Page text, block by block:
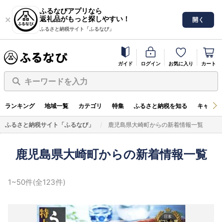
ふるなびアプリなら
返礼品がもっと探しやすい！
ふるさと納税サイト「ふるなび」
開く
ガイド ログイン お気に入り カート
キーワードを入力
ランキング 地域一覧 カテゴリ 特集 ふるさと納税を知る キャン
ふるさと納税サイト「ふるなび」 鹿児島県大崎町からの新着情報一覧
鹿児島県大崎町からの新着情報一覧
1~50件(全123件)